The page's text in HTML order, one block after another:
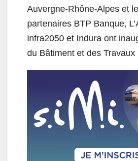
Auvergne-Rhône-Alpes et
partenaires BTP Banque,
infra2050 et Indura ont
du Bâtiment et des Travaux